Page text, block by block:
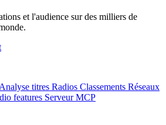
et l'audience sur des milliers de
Analyse titres Radios Classements Réseaux
features Serveur MCP